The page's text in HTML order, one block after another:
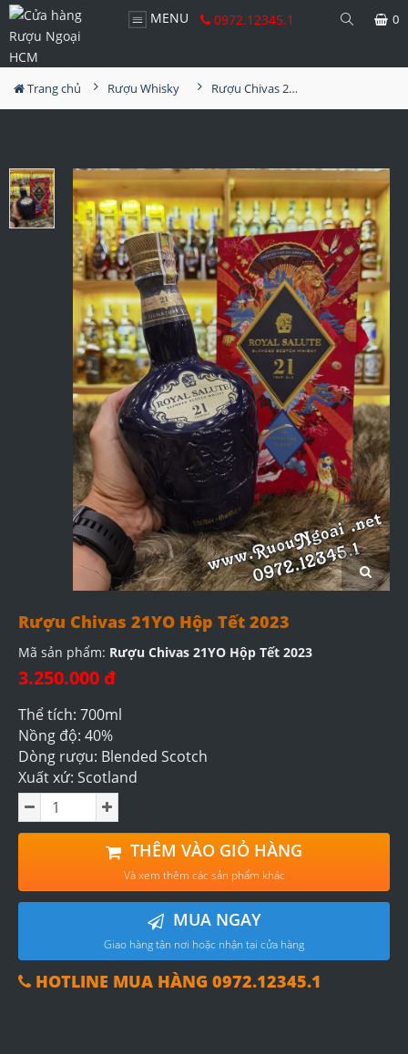
MENU 0972.12345.1 0
Trang chủ Rượu Whisky Rượu Chivas 21YO Hộp Tết 2023
Rượu Chivas 21YO Hộp Tết 2023
Mã sản phẩm: Rượu Chivas 21YO Hộp Tết 2023
3.250.000 đ
Thể tích: 700ml
Nồng độ: 40%
Dòng rượu: Blended Scotch
Xuất xứ: Scotland
THÊM VÀO GIỎ HÀNG
Và xem thêm các sản phẩm khác
MUA NGAY
Giao hàng tận nơi hoặc nhận tại cửa hàng
HOTLINE MUA HÀNG 0972.12345.1